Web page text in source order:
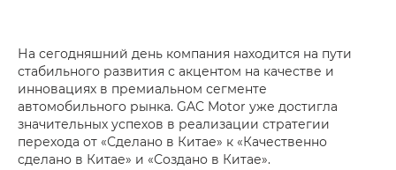
На сегодняшний день компания находится на пути
стабильного развития с акцентом на качестве и
инновациях в премиальном сегменте
автомобильного рынка. GAC Motor уже достигла
значительных успехов в реализации стратегии
перехода от «Сделано в Китае» к «Качественно
сделано в Китае» и «Создано в Китае».